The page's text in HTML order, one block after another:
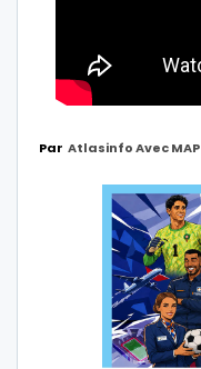
Par Atlasinfo Avec MAP